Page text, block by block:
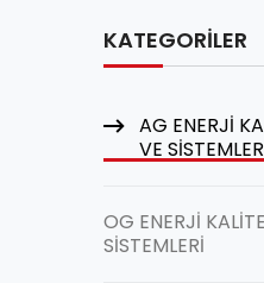
KATEGORILER
AG ENERJİ
VE
OG ENERJİ
SİSTEMLERİ